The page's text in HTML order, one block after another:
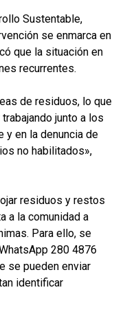
Sustentable,
se enmarca en
que la situación en
recurrentes.
de residuos, lo que
junto a los
y en la denuncia de
no habilitados»,
residuos y restos
a la comunidad a
Para ello, se
280 4876
se pueden enviar
identificar